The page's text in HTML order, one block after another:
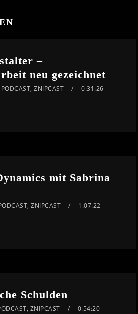
–
neu gezeichnet
PODCAST,ZNIPCAST 0:31:26
mit Sabrina
,ZNIPCAST 1:07:22
Schulden
, ZNIPCAST 0:54:20